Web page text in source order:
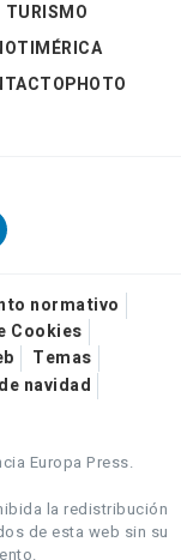
TURISMO
normativo
Cookies
Temas
navidad
Europa Press.
la redistribución
de esta web sin su